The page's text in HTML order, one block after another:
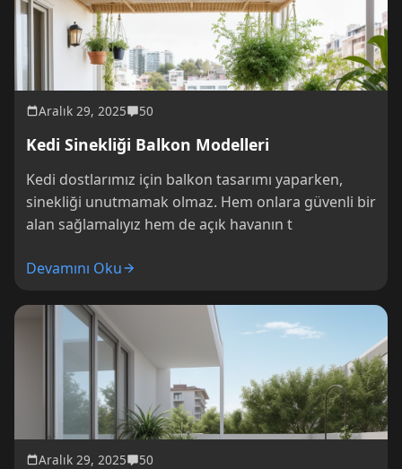
Aralık 29, 2025 50
Kedi Sinekliği Balkon Modelleri
Kedi dostlarımız için balkon tasarımı yaparken,
sinekliği unutmamak olmaz. Hem onlara güvenli bir
alan sağlamalıyız hem de açık havanın t
Devamını Oku
Aralık 29, 2025 50